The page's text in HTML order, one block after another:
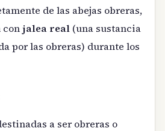
de las abejas obreras,
conjalea real (una sustancia
por las obreras) durante los
a ser obreras o